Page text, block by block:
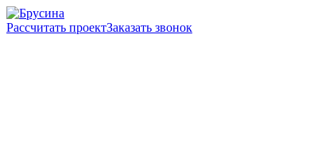
Рассчитать проектЗаказать звонок